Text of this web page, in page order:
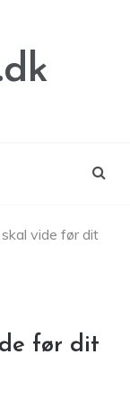
vide før dit
før dit